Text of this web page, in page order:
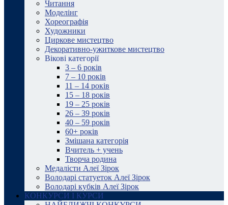
Читання
Моделінг
Хореографія
Художники
Циркове мистецтво
Декоративно-ужиткове мистецтво
Вікові категорії
3 – 6 років
7 – 10 років
11 – 14 років
15 – 18 років
19 – 25 років
26 – 39 років
40 – 59 років
60+ років
Змішана категорія
Вчитель + учень
Творча родина
Медалісти Алеї Зірок
Володарі статуеток Алеї Зірок
Володарі кубків Алеї Зірок
КОНКУРСИ І КУРСИ